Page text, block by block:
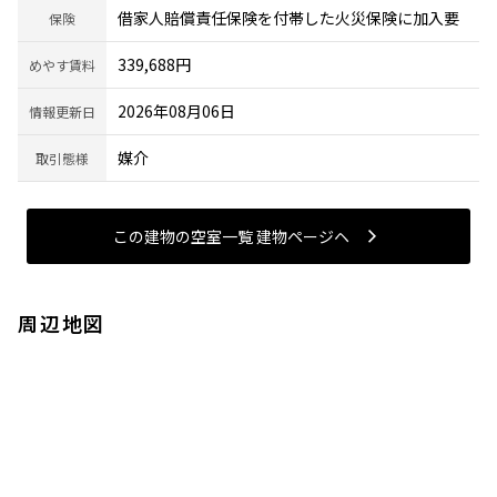
保険 借家人賠償責任保険を付帯した火災保険に加入要
めやす賃料 339,688円
情報更新日 2026年08月06日
取引態様 媒介
この建物の空室一覧 建物ページヘ
周辺地図